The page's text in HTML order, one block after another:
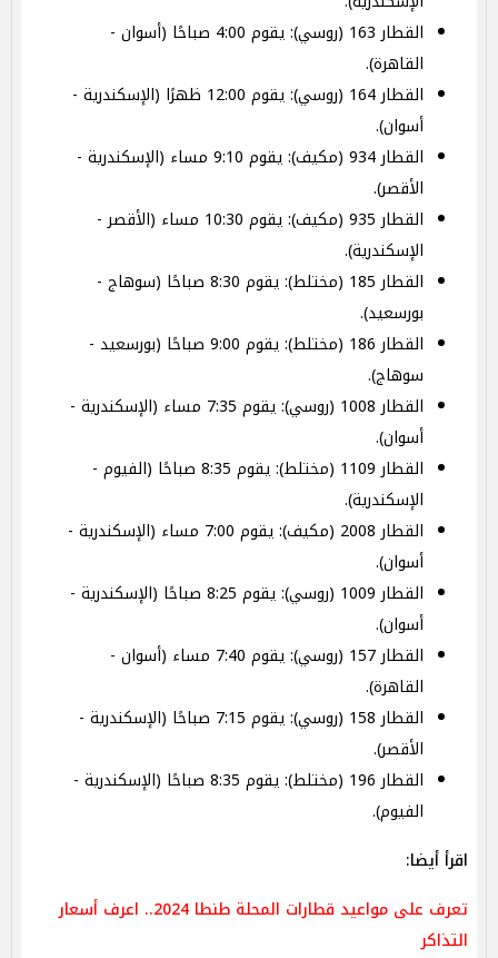
القطار 163 (روسي): يقوم 4:00 صباحًا (أسوان -
القاهرة).
القطار 164 (روسي): يقوم 12:00 ظهرًا (الإسكندرية -
أسوان).
القطار 934 (مكيف): يقوم 9:10 مساء (الإسكندرية -
الأقصر).
القطار 935 (مكيف): يقوم 10:30 مساء (الأقصر -
الإسكندرية).
القطار 185 (مختلط): يقوم 8:30 صباحًا (سوهاج -
بورسعيد).
القطار 186 (مختلط): يقوم 9:00 صباحًا (بورسعيد -
سوهاج).
القطار 1008 (روسي): يقوم 7:35 مساء (الإسكندرية -
أسوان).
القطار 1109 (مختلط): يقوم 8:35 صباحًا (الفيوم -
الإسكندرية).
القطار 2008 (مكيف): يقوم 7:00 مساء (الإسكندرية -
أسوان).
القطار 1009 (روسي): يقوم 8:25 صباحًا (الإسكندرية -
أسوان).
القطار 157 (روسي): يقوم 7:40 مساء (أسوان -
القاهرة).
القطار 158 (روسي): يقوم 7:15 صباحًا (الإسكندرية -
الأقصر).
القطار 196 (مختلط): يقوم 8:35 صباحًا (الإسكندرية -
الفيوم).
اقرأ أيضا:
تعرف على مواعيد قطارات المحلة طنطا 2024.. اعرف أسعار
التذاكر